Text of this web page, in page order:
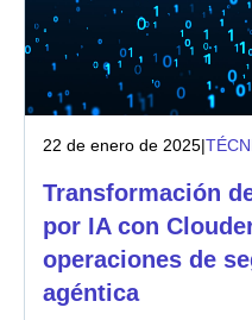
22 de enero de 2025|
Transformación
por IA con
operaciones de
agéntica